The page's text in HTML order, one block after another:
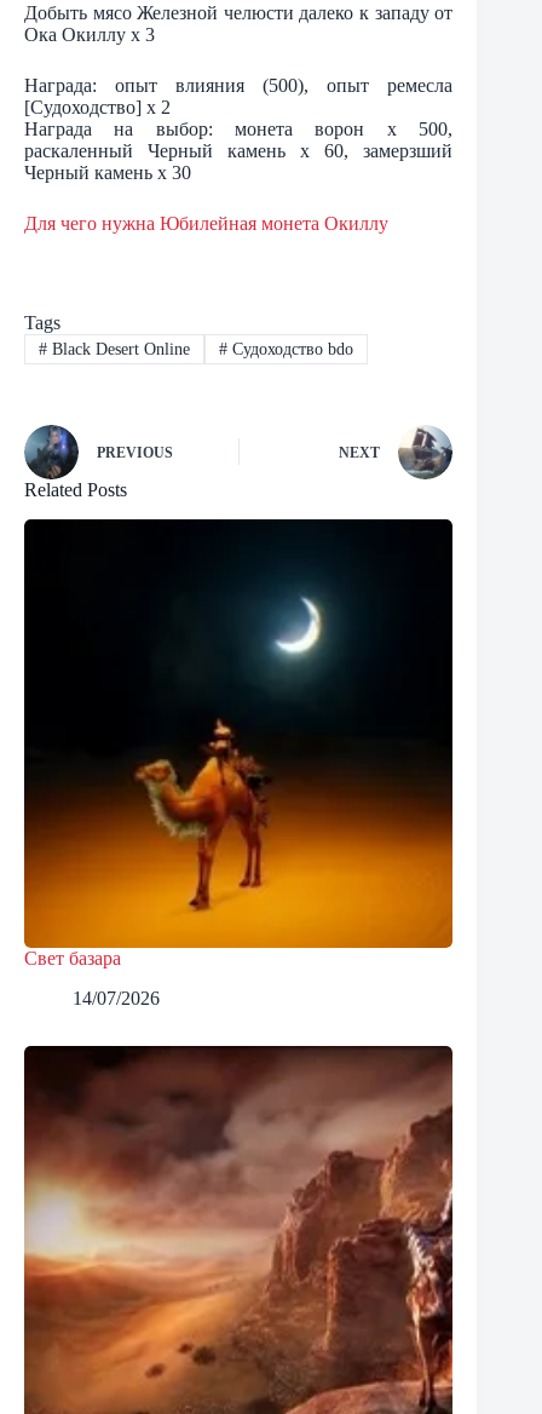
Добыть мясо Железной челюсти далеко к западу от
Ока Окиллу х 3
Награда: опыт влияния (500), опыт ремесла
[Судоходство] х 2
Награда на выбор: монета ворон х 500,
раскаленный Черный камень х 60, замерзший
Черный камень х 30
Для чего нужна Юбилейная монета Окиллу
Tags
#Black Desert Online #Судоходство bdo
PREVIOUS NEXT
Related Posts
Свет базара
14/07/2026